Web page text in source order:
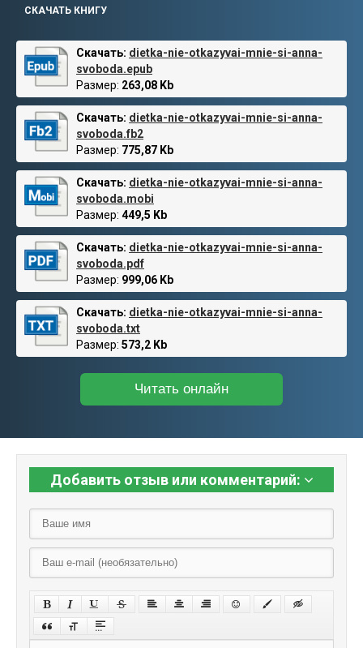
СКАЧАТЬ КНИГУ
Скачать: dietka-nie-otkazyvai-mnie-si-anna-
svoboda.epub
Размер: 263,08 Kb
Скачать: dietka-nie-otkazyvai-mnie-si-anna-
svoboda.fb2
Размер: 775,87 Kb
Скачать: dietka-nie-otkazyvai-mnie-si-anna-
svoboda.mobi
Размер: 449,5 Kb
Скачать: dietka-nie-otkazyvai-mnie-si-anna-
svoboda.pdf
Размер: 999,06 Kb
Скачать: dietka-nie-otkazyvai-mnie-si-anna-
svoboda.txt
Размер: 573,2 Kb
Читать онлайн
Добавить отзыв или комментарий: